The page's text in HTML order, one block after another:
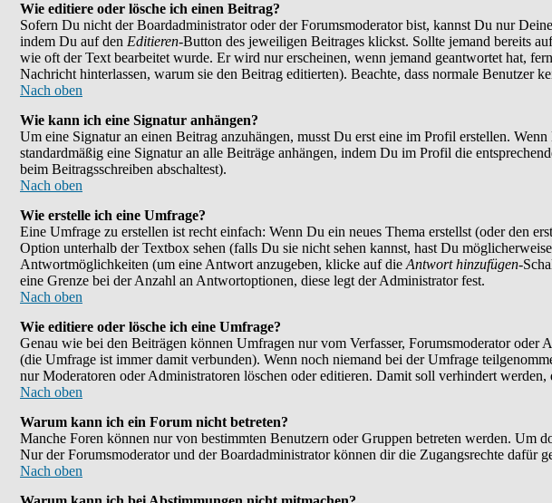
Wie editiere oder lösche ich einen Beitrag?
Sofern Du nicht der Boardadministrator oder der Forumsmoderator bist, kannst Du nur
indem Du auf den Editieren-Button des jeweiligen Beitrages klickst. Sollte jemand bereits
wie oft der Text bearbeitet wurde. Er wird nur erscheinen, wenn jemand geantwortet hat,
Nachricht hinterlassen, warum sie den Beitrag editierten). Beachte, dass normale Benutzer
Nach oben
Wie kann ich eine Signatur anhängen?
Um eine Signatur an einen Beitrag anzuhängen, musst Du erst eine im Profil erstellen.
standardmäßig eine Signatur an alle Beiträge anhängen, indem Du im Profil die
beim Beitragsschreiben abschaltest).
Nach oben
Wie erstelle ich eine Umfrage?
Eine Umfrage zu erstellen ist recht einfach: Wenn Du ein neues Thema erstellst (oder den
Option unterhalb der Textbox sehen (falls Du sie nicht sehen kannst, hast Du
Antwortmöglichkeiten (um eine Antwort anzugeben, klicke auf die Antwort hinzufügen-
eine Grenze bei der Anzahl an Antwortoptionen, diese legt der Administrator fest.
Nach oben
Wie editiere oder lösche ich eine Umfrage?
Genau wie bei den Beiträgen können Umfragen nur vom Verfasser, Forumsmoderator
(die Umfrage ist immer damit verbunden). Wenn noch niemand bei der Umfrage
nur Moderatoren oder Administratoren löschen oder editieren. Damit soll verhindert
Nach oben
Warum kann ich ein Forum nicht betreten?
Manche Foren können nur von bestimmten Benutzern oder Gruppen betreten werden. Um
Nur der Forumsmoderator und der Boardadministrator können dir die Zugangsrechte dafür
Nach oben